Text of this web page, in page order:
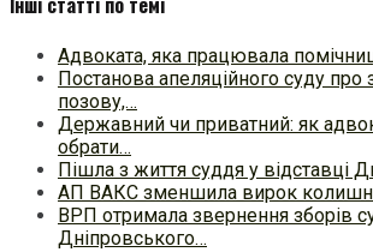
Адвоката, яка працювала
Постанова апеляційного суду про
позову,…
Державний чи приватний: як
обрати…
Пішла з життя суддя у відставці
АП ВАКС зменшила вирок
ВРП отримала звернення зборів
Дніпровського…